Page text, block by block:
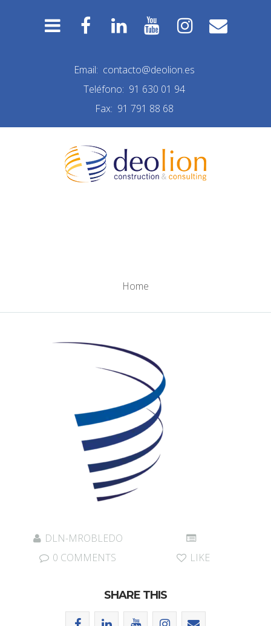
Email: contacto@deolion.es
Teléfono: 91 630 01 94
Fax: 91 791 88 68
Home
DLN-MROBLEDO
0 COMMENTS
LIKE
SHARE THIS